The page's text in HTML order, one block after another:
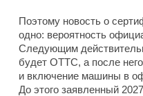
Поэтому новость о
одно: вероятность
Следующим
будет ОТТС, а после
и включение машины в
До этого заявленный